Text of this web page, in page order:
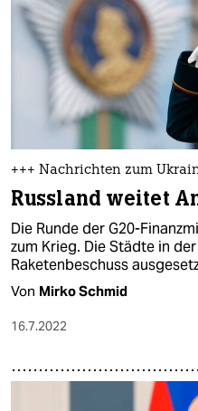
+++ Nachrichten zum
Russland weitet
Die Runde der G20-
zum Krieg. Die Städte in
Raketenbeschuss
Von Mirko Schmid
16.7.2022